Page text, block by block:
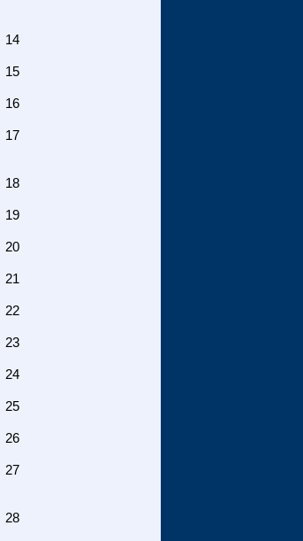
14
15
16
17
18
19
20
21
22
23
24
25
26
27
28